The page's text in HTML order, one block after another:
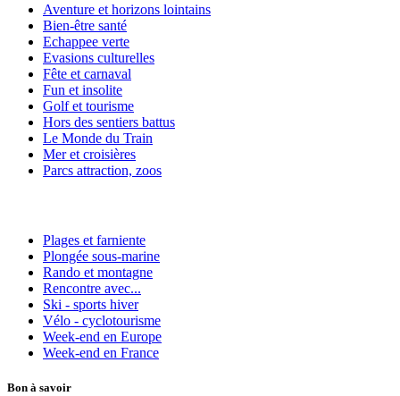
Aventure et horizons lointains
Bien-être santé
Echappee verte
Evasions culturelles
Fête et carnaval
Fun et insolite
Golf et tourisme
Hors des sentiers battus
Le Monde du Train
Mer et croisières
Parcs attraction, zoos
Plages et farniente
Plongée sous-marine
Rando et montagne
Rencontre avec...
Ski - sports hiver
Vélo - cyclotourisme
Week-end en Europe
Week-end en France
Bon à savoir